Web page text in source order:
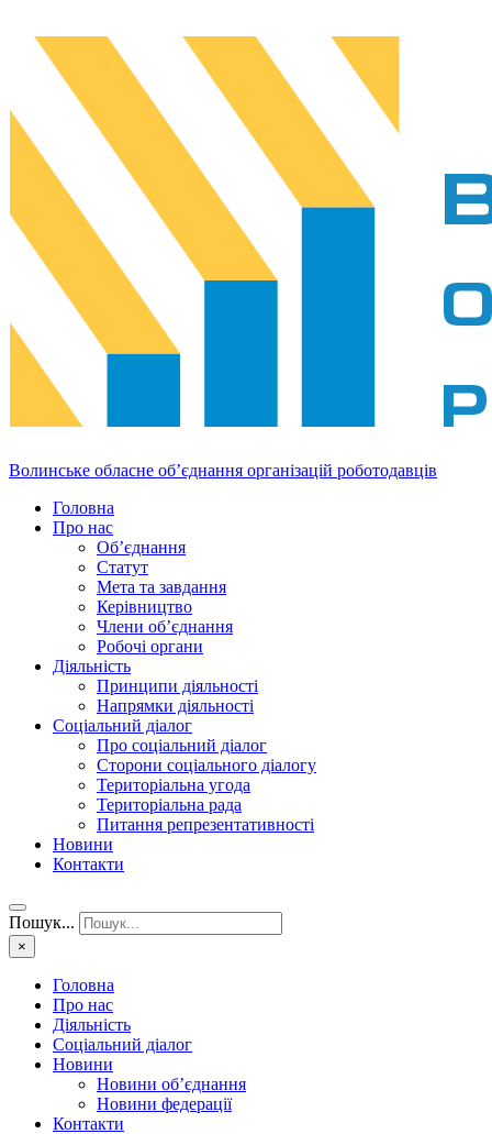
Волинське обласне об’єднання організацій роботодавців
Головна
Про нас
Об’єднання
Статут
Мета та завдання
Керівництво
Члени об’єднання
Робочі органи
Діяльність
Принципи діяльності
Напрямки діяльності
Соціальний діалог
Про соціальний діалог
Сторони соціального діалогу
Територіальна угода
Територіальна рада
Питання репрезентативності
Новини
Контакти
Пошук...
×
Головна
Про нас
Діяльність
Соціальний діалог
Новини
Новини об’єднання
Новини федерації
Контакти